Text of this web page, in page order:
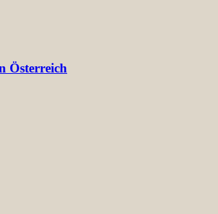
Österreich